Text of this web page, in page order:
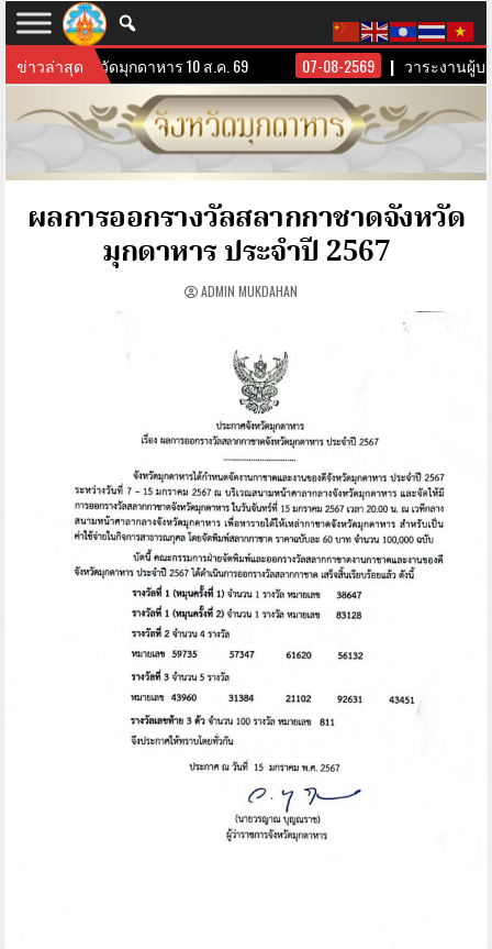
ข่าวล่าสุด
ผู้บริหารจังหวัดมุกดาหาร 10 ส.ค. 69 07-08-2569 วาระงานผู้บ
ผลการออกรางวัลสลากกาชาดจังหวัด
มุกดาหาร ประจำปี 2567
ADMIN MUKDAHAN